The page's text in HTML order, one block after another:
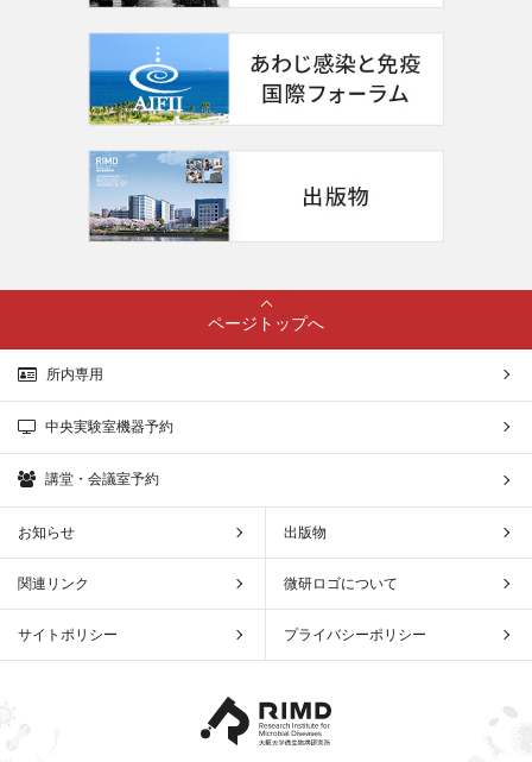
ページトップへ
所内専用
中央実験室機器予約
講堂・会議室予約
お知らせ 出版物
関連リンク 微研ロゴについて
サイトポリシー プライバシーポリシー